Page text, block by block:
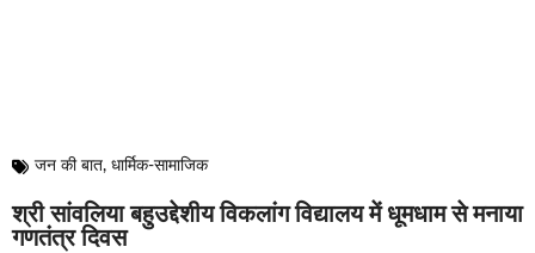
जन की बात, धार्मिक-सामाजिक
श्री सांवलिया बहुउद्देशीय विकलांग विद्यालय में धूमधाम से मनाया
गणतंत्र दिवस